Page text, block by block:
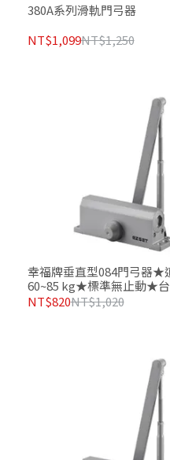
380A系列滑軌門弓器
NT$1,099NT$1,250
幸福牌垂直型084門弓器★
60~85 kg★標準無止動★
金製造品質有保證
NT$820NT$1,020